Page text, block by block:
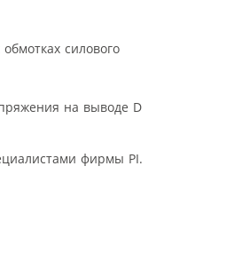
силового
на выводе D
фирмы PI.